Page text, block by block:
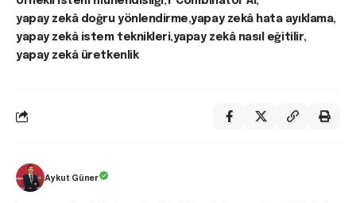
yapay zekâ doğru yönlendirme yapay zekâ hata ayıklama
yapay zekâ istem teknikleri yapay zekâ nasıl eğitilir
yapay zekâ üretkenlik
Aykut Güner